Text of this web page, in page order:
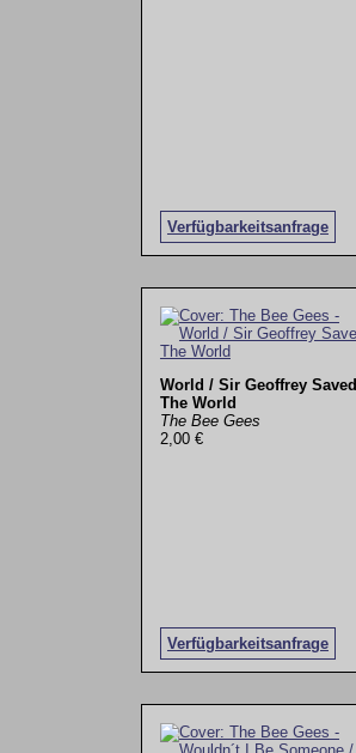
Verfügbarkeitsanfrage
World / Sir Geoffrey Saved
The World
The Bee Gees
2,00 €
Verfügbarkeitsanfrage